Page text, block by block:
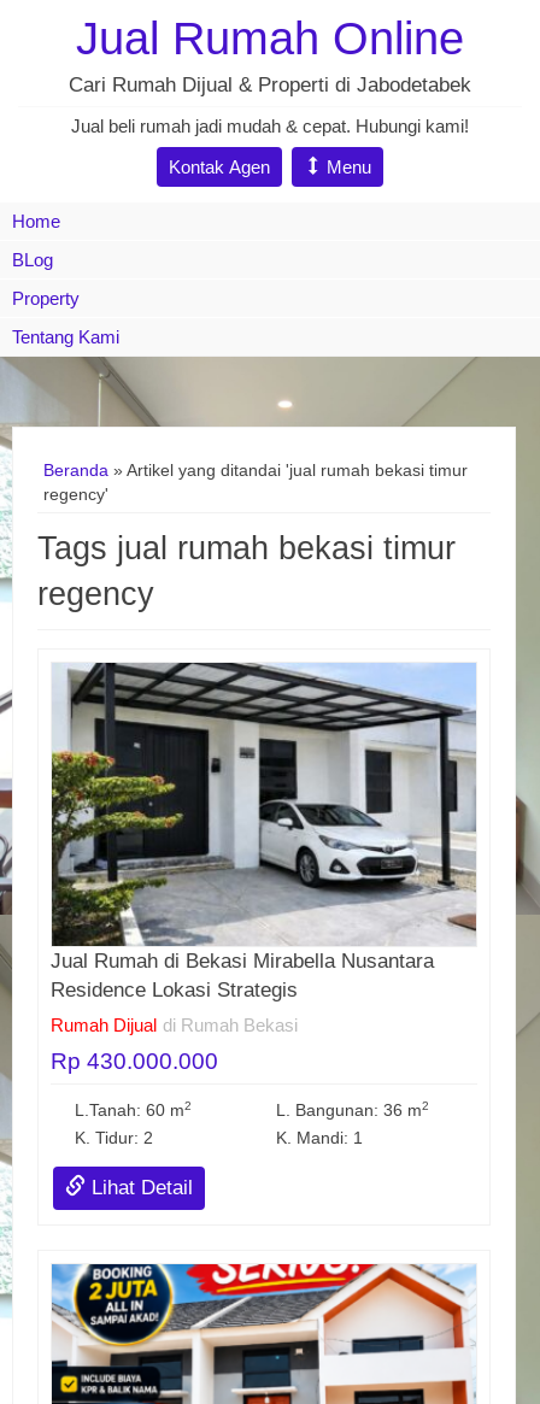
Jual Rumah Online
Cari Rumah Dijual & Properti di Jabodetabek
Jual beli rumah jadi mudah & cepat. Hubungi kami!
Kontak Agen
Menu
Home
BLog
Property
Tentang Kami
Beranda »Artikel yang ditandai 'jual rumah bekasi timur
regency'
Tags jual rumah bekasi timur
regency
Jual Rumah di Bekasi Mirabella Nusantara
Residence Lokasi Strategis
Rumah Dijual di Rumah Bekasi
Rp 430.000.000
L.Tanah: 60 m2 L. Bangunan: 36 m2
K. Tidur: 2 K. Mandi: 1
Lihat Detail